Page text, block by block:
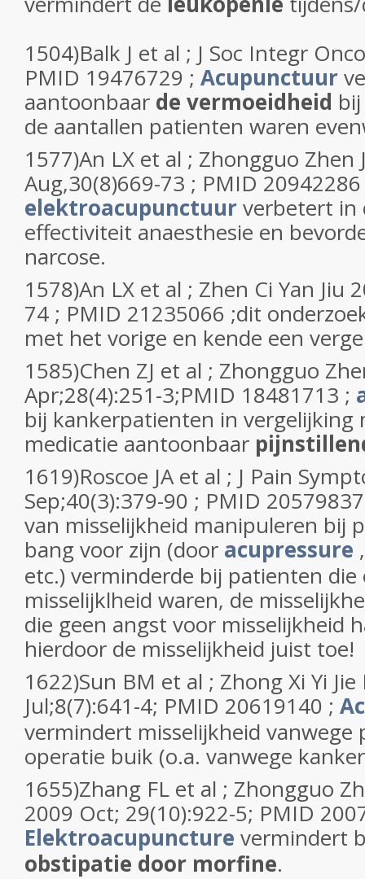
1504)Balk J et al ; J Soc Integr
PMID 19476729 ; Acupunctuur
aantoonbaar de vermoeidheid
de aantallen patienten waren
1577)An LX et al ; Zhongguo Zhen
Aug,30(8)669-73 ; PMID
elektroacupunctuurverbetert in
effectiviteit anaesthesie en
narcose.
1578)An LX et al ; Zhen Ci Yan Jiu
74 ; PMID 21235066 ;dit
met het vorige en kende een
1585)Chen ZJ et al ; Zhongguo
Apr;28(4):251-3;PMID 18481713 ;
bij kankerpatienten in vergelijking
medicatie aantoonbaar
1619)Roscoe JA et al ; J Pain
Sep;40(3):379-90 ; PMID
van misselijkheid manipuleren bij
bang voor zijn (door acupressure
etc.) verminderde bij patienten
misselijklheid waren, de
die geen angst voor misselijkheid
hierdoor de misselijkheid juist toe!
1622)Sun BM et al ; Zhong Xi Yi
Jul;8(7):641-4; PMID 20619140 ;
vermindert misselijkheid vanwege
operatie buik (o.a. vanwege
1655)Zhang FL et al ; Zhongguo
2009 Oct; 29(10):922-5; PMID
Elektroacupuncture vermindert
obstipatie door morfine.